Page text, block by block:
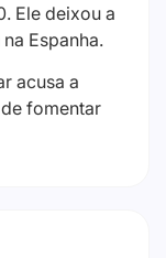
Ele deixou a
Espanha.
acusa a
fomentar